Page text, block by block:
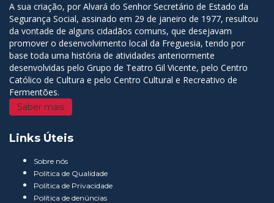
A sua criação, por Alvará do Senhor Secretário de Estado da
Segurança Social, assinado em 29 de janeiro de 1977, resultou
da vontade de alguns cidadãos comuns, que desejavam
promover o desenvolvimento local da Freguesia, tendo por
base toda uma história de atividades anteriormente
desenvolvidas pelo Grupo de Teatro Gil Vicente, pelo Centro
Católico de Cultura e pelo Centro Cultural e Recreativo de
Fermentões.
Saber mais
Links Úteis
Sobre nós
Politica de Qualidade
Política de Privacidade
Política de denúncias